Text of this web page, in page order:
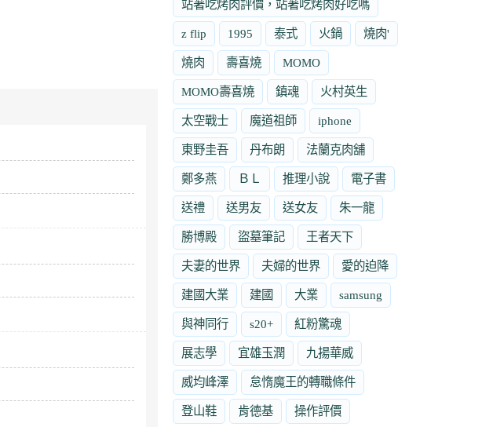
站著吃烤肉評價，站著吃烤肉好吃嗎
z flip 1995 泰式 火鍋 燒肉'
燒肉 壽喜燒 MOMO
MOMO壽喜燒 鎮魂 火村英生
太空戰士 魔道祖師 iphone
東野圭吾 丹布朗 法蘭克肉舖
鄭多燕 ＢＬ 推理小說 電子書
送禮 送男友 送女友 朱一龍
勝博殿 盜墓筆記 王者天下
夫妻的世界 夫婦的世界 愛的迫降
建國大業 建國 大業 samsung
與神同行 s20+ 紅粉驚魂
展志學 宜雄玉潤 九揚華威
威均峰澤 怠惰魔王的轉職條件
登山鞋 肯德基 操作評價